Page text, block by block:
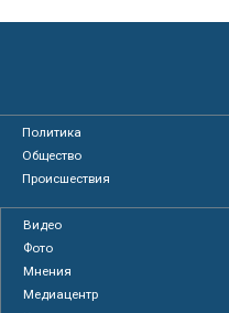
Политика
Общество
Происшествия
Видео
Фото
Мнения
Медиацентр